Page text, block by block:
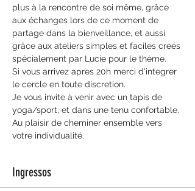
plus à la rencontre de soi même, grâce
aux échanges lors de ce moment de
partage dans la bienveillance, et aussi
grâce aux ateliers simples et faciles créés
spécialement par Lucie pour le thème.
Si vous arrivez apres 20h merci d'integrer
le cercle en toute discretion.
Je vous invite à venir avec un tapis de
yoga/sport, et dans une tenu confortable.
Au plaisir de cheminer ensemble vers
votre individualité.
Ingressos